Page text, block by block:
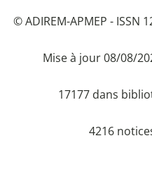
© ADIREM-APMEP - ISSN
Mise à jour 08/08/
17177 dans
4216